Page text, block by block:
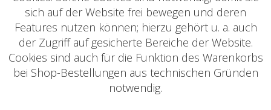
sich auf der Website frei bewegen und deren
Features nutzen können; hierzu gehört u. a. auch
der Zugriff auf gesicherte Bereiche der Website.
Cookies sind auch für die Funktion des Warenkorbs
bei Shop-Bestellungen aus technischen Gründen
notwendig.